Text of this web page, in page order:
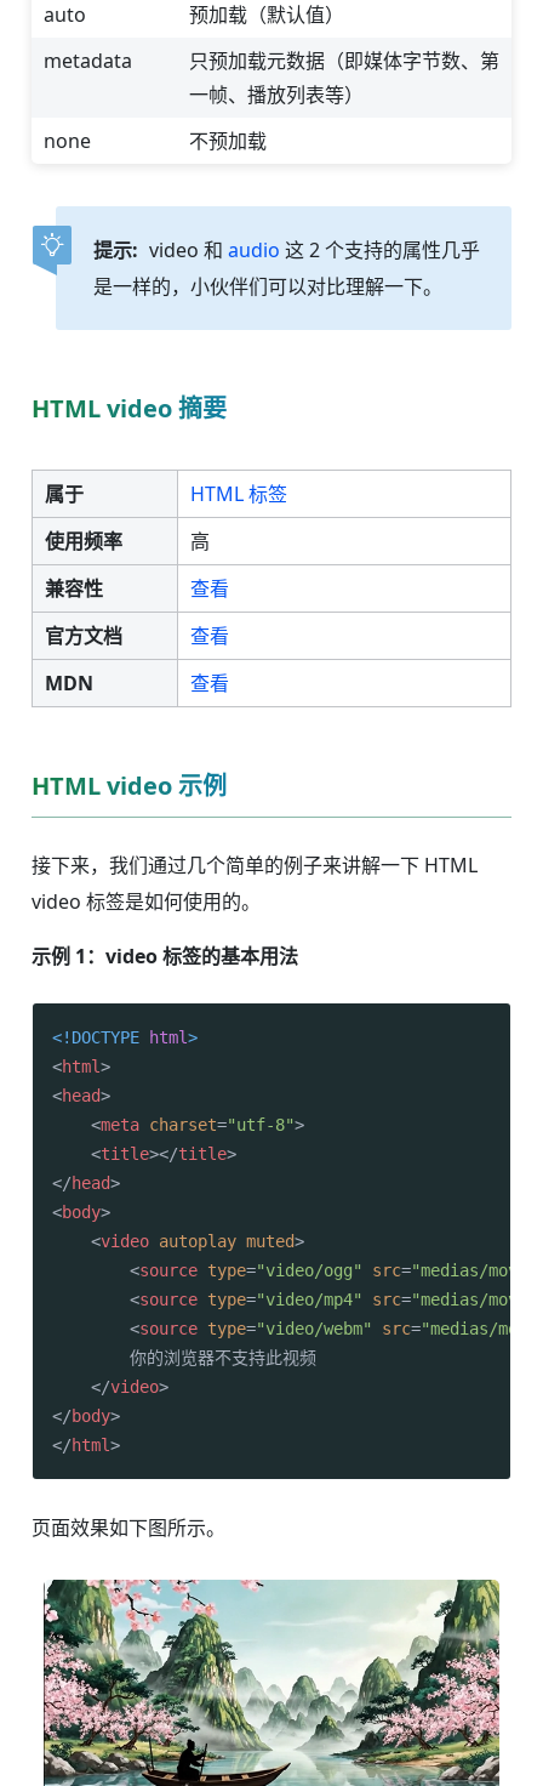
auto
预加载（默认值）
metadata
只预加载元数据（即媒体字节数、第
一帧、播放列表等）
none
不预加载
提示: video 和 audio 这 2 个支持的属性几乎
是一样的，小伙伴们可以对比理解一下。
HTML video 摘要
属于
HTML 标签
使用频率
高
兼容性
查看
官方文档
查看
MDN
查看
HTML video 示例
接下来，我们通过几个简单的例子来讲解一下 HTML
video 标签是如何使用的。
示例 1：video 标签的基本用法
<!DOCTYPE html>
<html>
<head>
<meta charset="utf-8">
<title></title>
</head>
<body>
<video autoplay muted>
<source type="video/ogg" src="medias/
<source type="video/mp4" src="medias/
<source type="video/webm" src="medias/
        你的浏览器不支持此视频
</video>
</body>
</html>
页面效果如下图所示。